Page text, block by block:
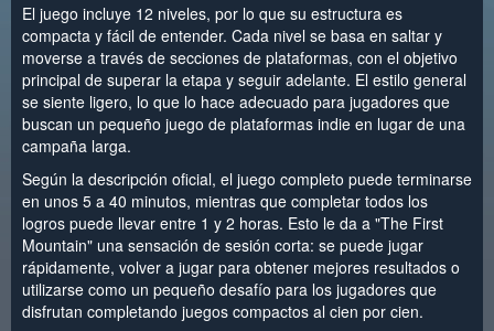
El juego incluye 12 niveles, por lo que su estructura es
compacta y fácil de entender. Cada nivel se basa en saltar y
moverse a través de secciones de plataformas, con el objetivo
principal de superar la etapa y seguir adelante. El estilo general
se siente ligero, lo que lo hace adecuado para jugadores que
buscan un pequeño juego de plataformas indie en lugar de una
campaña larga.
Según la descripción oficial, el juego completo puede terminarse
en unos 5 a 40 minutos, mientras que completar todos los
logros puede llevar entre 1 y 2 horas. Esto le da a "The First
Mountain" una sensación de sesión corta: se puede jugar
rápidamente, volver a jugar para obtener mejores resultados o
utilizarse como un pequeño desafío para los jugadores que
disfrutan completando juegos compactos al cien por cien.